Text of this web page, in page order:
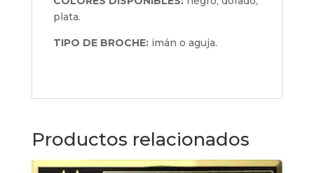
plata.
TIPO DE BROCHE:imán o aguja.
Productos relacionados